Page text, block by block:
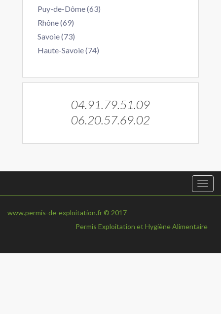
Puy-de-Dôme (63)
Rhône (69)
Savoie (73)
Haute-Savoie (74)
04.91.79.51.09
06.20.57.69.02
www.permis-de-exploitation.fr © 2017
Permis Exploitation et Hygiène Alimentaire